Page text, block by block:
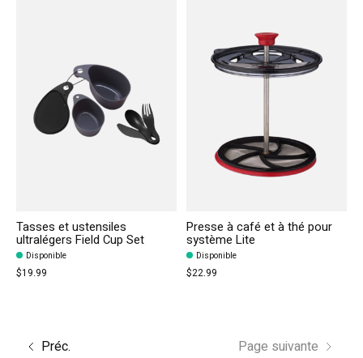
Tasses et ustensiles
ultralégers Field Cup Set
Disponible
$19.99
Presse à café et à thé pour
système Lite
Disponible
$22.99
Préc. Page suivante